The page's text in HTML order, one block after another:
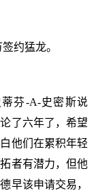
约猛龙。
芬-A-史密斯说
了六年了，希望
他们在累积年轻
者有潜力，但他
早该申请交易，